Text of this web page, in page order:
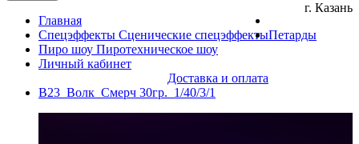
Главная
Спецэффекты Сценические спецэффекты
Пиро шоу Пиротехническое шоу
Личный кабинет
Доставка и оплата
г. Казань
Петарды
В23_Волк_Смерч 30гр._1/40/3/1